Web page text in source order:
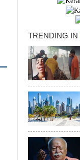
TRENDING IN
×